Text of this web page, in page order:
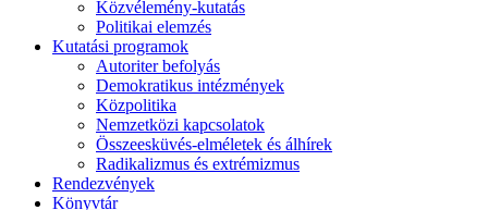
Közvélemény-kutatás
Politikai elemzés
Kutatási programok
Autoriter befolyás
Demokratikus intézmények
Közpolitika
Nemzetközi kapcsolatok
Összeesküvés-elméletek és álhírek
Radikalizmus és extrémizmus
Rendezvények
Könyvtár